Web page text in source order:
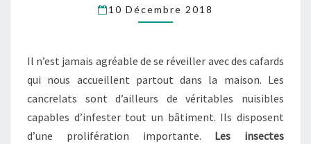
MAISON
10 Décembre 2018
Il n’est jamais agréable de se réveiller avec des cafards
qui nous accueillent partout dans la maison. Les
cancrelats sont d’ailleurs de véritables nuisibles
capables d’infester tout un bâtiment. Ils disposent
d’une prolifération importante. Les insectes